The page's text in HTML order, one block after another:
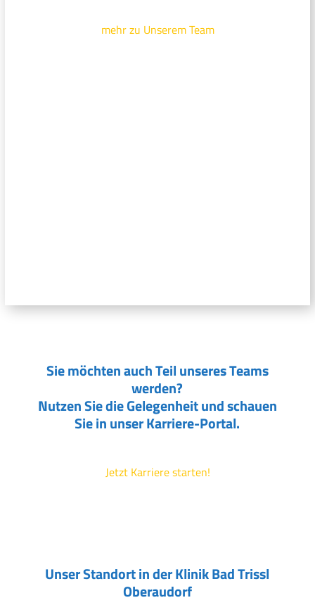
mehr zu Unserem Team
Sie möchten auch Teil unseres Teams
werden?
Nutzen Sie die Gelegenheit und schauen
Sie in unser Karriere-Portal.
Jetzt Karriere starten!
Unser Standort in der Klinik Bad Trissl
Oberaudorf